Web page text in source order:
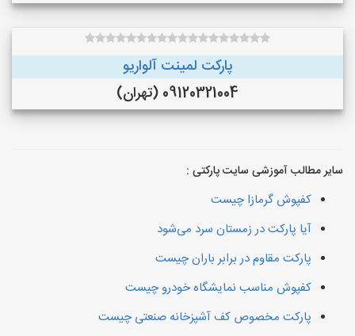
پارکت لمینت آلواریو
09120321004 (تهران)
سایر مطالب آموزشی سایت پارکتی :
کفپوش گرمازا چیست
آیا پارکت در زمستان سرد می‌شود
پارکت مقاوم در برابر باران چیست
کفپوش مناسب نمایشگاه خودرو چیست
پارکت مخصوص کف آشپزخانه صنعتی چیست